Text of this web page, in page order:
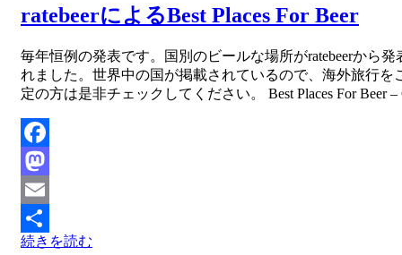
ratebeerによるBest Places For Beer
投稿者master
毎年恒例の発表です。国別のビールな場所がratebeerから発
れました。世界中の国が掲載されているので、海外旅行を
定の方は是非チェックしてください。 Best Places For Beer
Facebook
Mastodon
Email
共
続きを読む